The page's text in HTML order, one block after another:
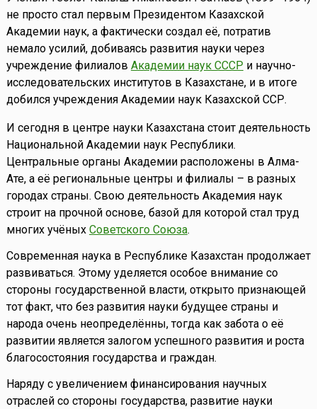
не просто стал первым Президентом Казахской
Академии наук, а фактически создал её, потратив
немало усилий, добиваясь развития науки через
учреждение филиалов Академии наук СССР и научно-
исследовательских институтов в Казахстане, и в итоге
добился учреждения Академии наук Казахской ССР.
И сегодня в центре науки Казахстана стоит деятельность
Национальной Академии наук Республики.
Центральные органы Академии расположены в Алма-
Ате, а её региональные центры и филиалы – в разных
городах страны. Свою деятельность Академия наук
строит на прочной основе, базой для которой стал труд
многих учёных Советского Союза.
Современная наука в Республике Казахстан продолжает
развиваться. Этому уделяется особое внимание со
стороны государственной власти, открыто признающей
тот факт, что без развития науки будущее страны и
народа очень неопределённы, тогда как забота о её
развитии является залогом успешного развития и роста
благосостояния государства и граждан.
Наряду с увеличением финансирования научных
отраслей со стороны государства, развитие науки